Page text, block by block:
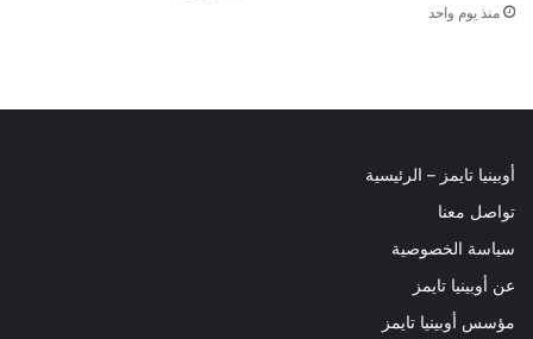
منذ يوم واحد
أوبينيا تايمز – الرئيسية
تواصل معنا
سياسة الخصوصية
عن أوبينيا تايمز
مؤسس أوبينيا تايمز